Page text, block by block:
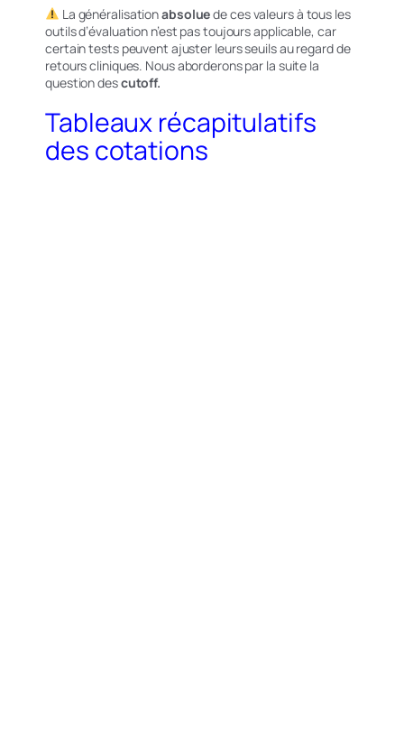
La généralisationabsoluede ces valeurs à tous les
outils d’évaluation n’est pas toujours applicable, car
certain tests peuvent ajuster leurs seuils au regard de
retours cliniques. Nous aborderons par la suite la
question descutoff.
Tableaux récapitulatifs
des cotations